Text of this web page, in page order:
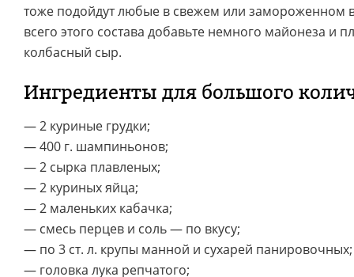
тоже подойдут любые в свежем или замороженном
всего этого состава добавьте немного майонеза и
колбасный сыр.
Ингредиенты для большого
— 2 куриные грудки;
— 400 г. шампиньонов;
— 2 сырка плавленых;
— 2 куриных яйца;
— 2 маленьких кабачка;
— смесь перцев и соль — по вкусу;
— по 3 ст. л. крупы манной и сухарей панировочных;
— головка лука репчатого;